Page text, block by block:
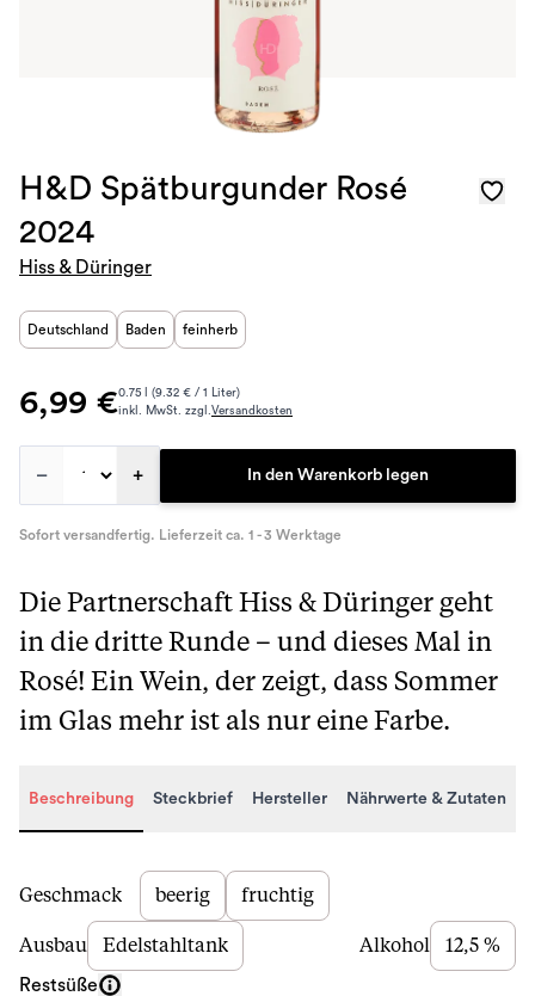
H&D Spätburgunder Rosé
2024
Hiss & Düringer
Deutschland Baden feinherb
6,99 €0.75 l (9.32 € / 1 Liter)
inkl. MwSt. zzgl.Versandkosten
– + In den Warenkorb legen
Sofort versandfertig. Lieferzeit ca. 1 - 3 Werktage
Die Partnerschaft Hiss & Düringer geht
in die dritte Runde – und dieses Mal in
Rosé! Ein Wein, der zeigt, dass Sommer
im Glas mehr ist als nur eine Farbe.
Beschreibung Steckbrief Hersteller Nährwerte & Zutaten
Beschreibung
Geschmack beerig fruchtig
Ausbau Edelstahltank Alkohol 12,5 %
Restsüße